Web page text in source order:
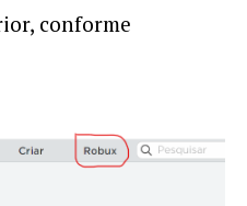
conforme